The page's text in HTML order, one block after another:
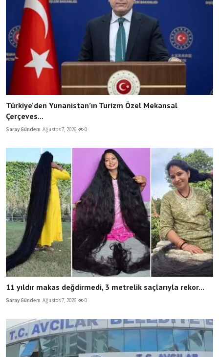
Türkiye’den Yunanistan’ın Turizm Özel Mekansal
Çerçeves...
Saray Gündem Ağustos 7, 2026 0
11 yıldır makas değdirmedi, 3 metrelik saçlarıyla rekor...
Saray Gündem Ağustos 7, 2026 0